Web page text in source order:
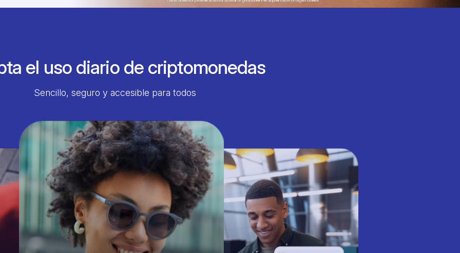
el uso diario de criptomonedas
Sencillo, seguro y accesible para todos